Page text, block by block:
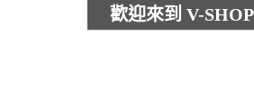
歡迎來到 V-